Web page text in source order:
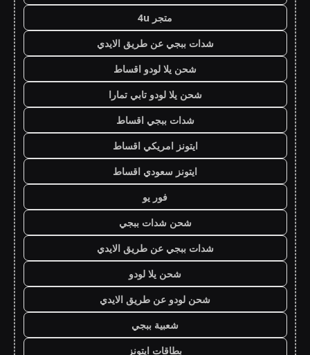
متجر 4u
شدات ببجي عن طريق الايدي
شحن يلا لودو اقساط
شحن يلا لودو تابي تمارا
شدات ببجي اقساط
ايتونز امريكي اقساط
ايتونز سعودي اقساط
فور يو
شحن شدات ببجي
شدات ببجي عن طريق الايدي
شحن يلا لودو
شحن لودو عن طريق الايدي
شعبية ببجي
بطاقات ايتونز